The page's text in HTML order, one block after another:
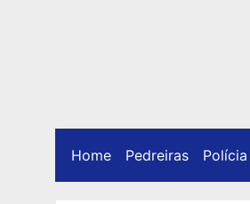
Home Pedreiras Polícia